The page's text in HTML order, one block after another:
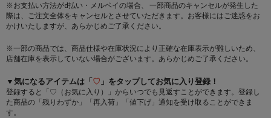
※お支払い方法がd払い・メルペイの場合、 一部商品のキャンセルが発生した
際は、ご注文全体をキャンセルとさせていただきます。お客様にはご迷惑をお
かけいたしますが、あらかじめご了承ください。
※一部の商品では、商品仕様や在庫状況により正確な在庫表示が難しいため、
店舗在庫を表示していない場合がございます。あらかじめご了承ください。
▼気になるアイテムは「♡ 」をタップしてお気に入り登録！
登録すると「♡（お気に入り）」からいつでも見返すことができます。登録し
た商品の「残りわずか」「再入荷」「値下げ」通知を受け取ることができま
す。